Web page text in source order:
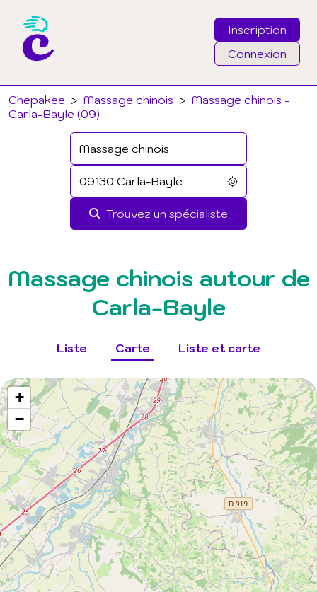
Inscription
Connexion
Chepakee > Massage chinois > Massage chinois -
Carla-Bayle (09)
Trouvez un spécialiste
Email
Mot de passe
J'ai oublié mon mot de passe
Connexion
Massage chinois autour de
Carla-Bayle
Liste Carte Liste et carte
+
−